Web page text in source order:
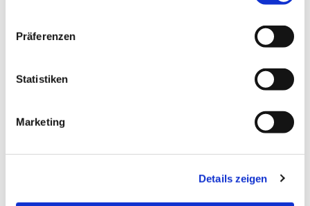
Präferenzen
Statistiken
Marketing
Details zeigen